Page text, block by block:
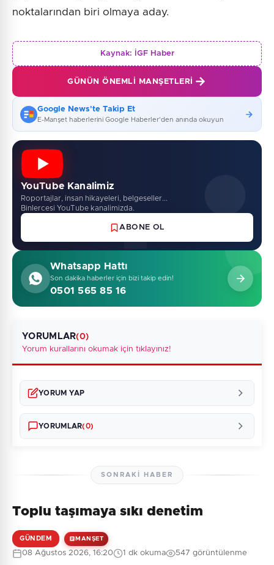
noktalarından biri olmaya aday.
Kaynak: İGF Haber
GÜNÜN ÖNEMLI MANŞETLERI
Google News'te Takip Et
E-Manşet haberlerini Google Haberler'den anında okuyun
YouTube Kanalimiz
Roportajlar, insan hikayeleri, belgeseller...
Binlercesi YouTube kanalimizda.
ABONE OL
Whatsapp Hattı
Son dakika haberler için bizi takip edin!
0501 565 85 16
YORUMLAR(0)
Yorum kurallarını okumak için tıklayınız!
YORUM YAP
YORUMLAR(0)
Henüz yorum yapılmamış. İlk yorumu siz yapın!
SONRAKI HABER
Toplu taşımaya sıkı denetim
GÜNDEM MANŞET
08 Ağustos 2026, 16:20 1 dk okuma 547 görüntülenme